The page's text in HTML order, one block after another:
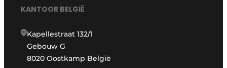
KANTOOR BELGIË
Kapellestraat 132/1
Gebouw G
8020 Oostkamp België